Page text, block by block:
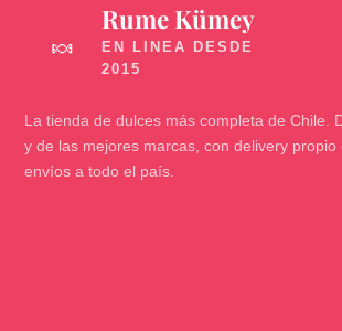
🍬
Rume Kümey
La tienda de dulces más completa de Chile.
y de las mejores marcas, con delivery propio
envíos a todo el país.